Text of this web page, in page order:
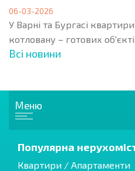
06-03-2026
У Варні та Бургасі
котловану – готових
Всі новини
Меню
Популярна
Квартири / Апартаменти